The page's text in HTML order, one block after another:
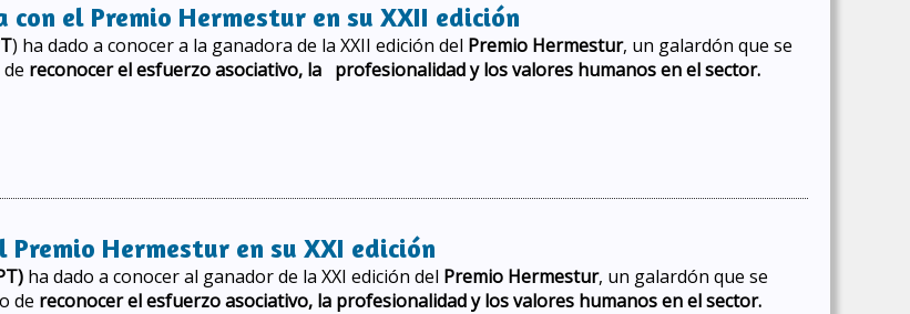
el Premio Hermestur en su XXII edición
) ha dado a conocer a la ganadora de la XXII edición del Premio Hermestur, un galardón que se
reconocer el esfuerzo asociativo, la profesionalidad y los valores humanos en el sector.
Hermestur en su XXI edición
ha dado a conocer al ganador de la XXI edición del Premio Hermestur, un galardón que se
de reconocer el esfuerzo asociativo, la profesionalidad y los valores humanos en el sector.